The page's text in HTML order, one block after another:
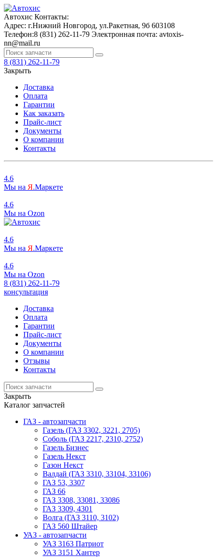
Автохис Контакты:
Адрес: г.Нижний Новгород, ул.Ракетная, 9б 603108
Телефон:8 (831) 262-11-79 Электронная почта: avtoxis-
nn@mail.ru
8 (831) 262-11-79
Закрыть
Доставка
Оплата
Гарантии
Как заказать
Прайс-лист
Документы
О компании
Контакты
4.6
Мы на Я.Маркете
4.6
Мы на Ozon
4.6
Мы на Я.Маркете
4.6
Мы на Ozon
8 (831) 262-11-79
консультация
Доставка
Оплата
Гарантии
Прайс-лист
Документы
О компании
Отзывы
Контакты
Закрыть
Каталог запчастей
ГАЗ - автозапчасти
Газель (ГАЗ 3302, 3221, 2705)
Соболь (ГАЗ 2217, 2310, 2752)
Газель Бизнес
Газель Некст
Газон Некст
Валдай (ГАЗ 3310, 33104, 33106)
ГАЗ 53, 3307
ГАЗ 66
ГАЗ 3308, 33081, 33086
ГАЗ 3309, 4301
Волга (ГАЗ 3110, 3102)
ГАЗ 560 Штайер
УАЗ - автозапчасти
УАЗ 3163 Патриот
УАЗ 3151 Хантер